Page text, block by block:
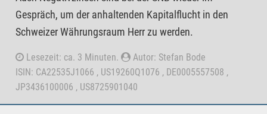
Gespräch, um der anhaltenden Kapitalflucht in den
Schweizer Währungsraum Herr zu werden.
Lesezeit: ca. 3 Minuten.
Autor: Stefan Bode
ISIN: CA22535J1066 , US19260Q1076 , DE0005557508 ,
JP3436100006 , US8725901040